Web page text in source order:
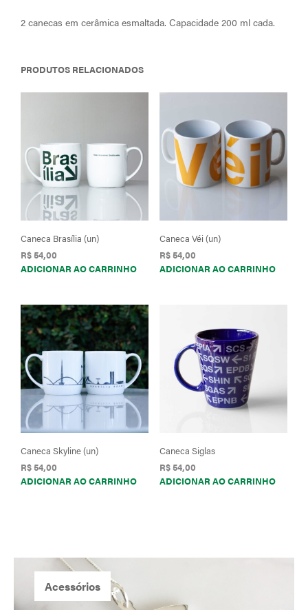
2 canecas em cerâmica esmaltada. Capacidade 200 ml cada.
PRODUTOS RELACIONADOS
Caneca Brasília (un)
R$54,00
ADICIONAR AO CARRINHO
Caneca Véi (un)
R$54,00
ADICIONAR AO CARRINHO
Caneca Skyline (un)
R$54,00
ADICIONAR AO CARRINHO
Caneca Siglas
R$54,00
ADICIONAR AO CARRINHO
Acessórios